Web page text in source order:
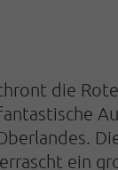
die Rote
ein